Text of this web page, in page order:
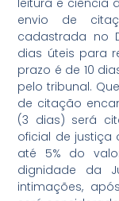
leitura e ciência
envio de
cadastrada no
dias úteis para
prazo é de 10
pelo tribunal.
de citação
(3 dias) será
oficial de justiça
até 5% do
dignidade da
intimações,